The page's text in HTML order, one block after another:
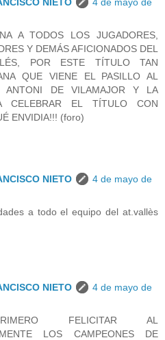
A TODOS LOS JUGADORES,
Y DEMÁS AFICIONADOS DEL
POR ESTE TÍTULO TAN
QUE VIENE EL PASILLO AL
ANTONI DE VILAMAJOR Y LA
CELEBRAR EL TÍTULO CON
ENVIDIA!!! (foro)
NIETO
4 de mayo de
a todo el equipo del at.vallès
NIETO
4 de mayo de
FELICITAR AL
LOS CAMPEONES DE